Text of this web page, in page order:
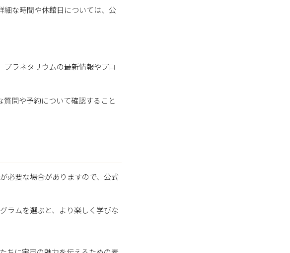
細な時間や休館日については、公
プラネタリウムの最新情報やプロ
問や予約について確認すること
必要な場合がありますので、公式
ラムを選ぶと、より楽しく学びな